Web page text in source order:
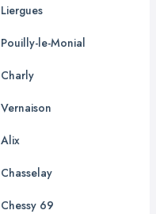
Liergues
Pouilly-le-Monial
Charly
Vernaison
Alix
Chasselay
Chessy 69